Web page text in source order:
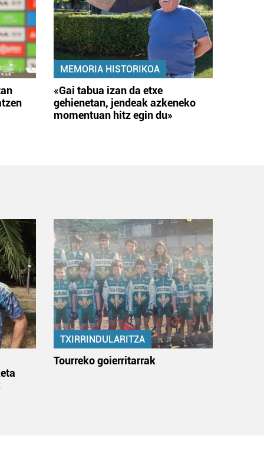
MEMORIA HISTORIKOA
«Gai tabua izan da etxe
gehienetan, jendeak azkeneko
momentuan hitz egin du»
TXIRRINDULARITZA
Tourreko goierritarrak